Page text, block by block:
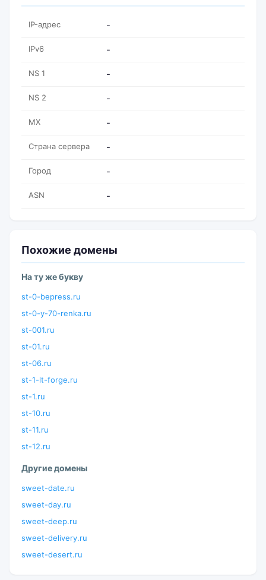
IP-адрес -
IPv6 -
NS 1 -
NS 2 -
MX -
Страна сервера -
Город -
ASN -
Похожие домены
На ту же букву
st-0-bepress.ru
st-0-y-70-renka.ru
st-001.ru
st-01.ru
st-06.ru
st-1-lt-forge.ru
st-1.ru
st-10.ru
st-11.ru
st-12.ru
Другие домены
sweet-date.ru
sweet-day.ru
sweet-deep.ru
sweet-delivery.ru
sweet-desert.ru